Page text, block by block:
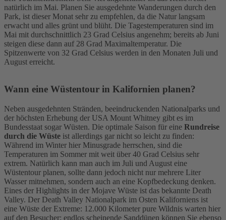
natürlich im Mai. Planen Sie ausgedehnte Wanderungen durch den
Park, ist dieser Monat sehr zu empfehlen, da die Natur langsam
erwacht und alles grünt und blüht. Die Tagestemperaturen sind im
Mai mit durchschnittlich 23 Grad Celsius angenehm; bereits ab Juni
steigen diese dann auf 28 Grad Maximaltemperatur. Die
Spitzenwerte von 32 Grad Celsius werden in den Monaten Juli und
August erreicht.
Wann eine Wüstentour in Kalifornien planen?
Neben ausgedehnten Stränden, beeindruckenden Nationalparks und
der höchsten Erhebung der USA Mount Whitney gibt es im
Bundesstaat sogar Wüsten. Die optimale Saison für eine Rundreise
durch die Wüste ist allerdings gar nicht so leicht zu finden:
Während im Winter hier Minusgrade herrschen, sind die
Temperaturen im Sommer mit weit über 40 Grad Celsius sehr
extrem. Natürlich kann man auch im Juli und August eine
Wüstentour planen, sollte dann jedoch nicht nur mehrere Liter
Wasser mitnehmen, sondern auch an eine Kopfbedeckung denken.
Eines der Highlights in der Mojave Wüste ist das bekannte Death
Valley. Der Death Valley Nationalpark im Osten Kaliforniens ist
eine Wüste der Extreme: 12.000 Kilometer pure Wildnis warten hier
auf den Besucher; endlos scheinende Sanddünen können Sie ebenso